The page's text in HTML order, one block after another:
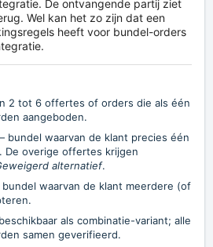
De ontvangende partij ziet
Wel kan het zo zijn dat een
heeft voor bundel-orders
2 tot 6 offertes of orders die als één
aangeboden.
bundel waarvan de klant precies één
De overige offertes krijgen
alternatief.
waarvan de klant meerdere (of
als combinatie-variant; alle
samen geverifieerd.